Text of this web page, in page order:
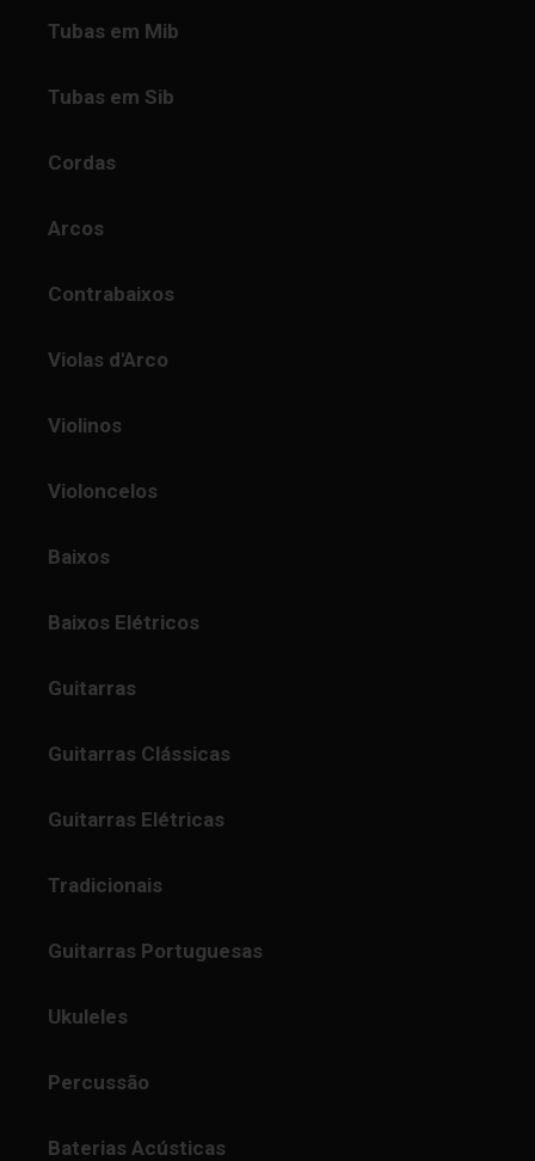
Tubas em Mib
Tubas em Sib
Cordas
Arcos
Contrabaixos
Violas d'Arco
Violinos
Violoncelos
Baixos
Baixos Elétricos
Guitarras
Guitarras Clássicas
Guitarras Elétricas
Tradicionais
Guitarras Portuguesas
Ukuleles
Percussão
Baterias Acústicas